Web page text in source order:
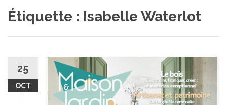
Étiquette : Isabelle Waterlot
25
OCT